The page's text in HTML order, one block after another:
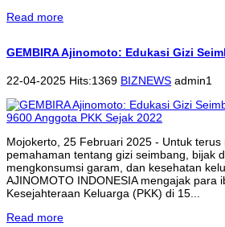
Read more
GEMBIRA Ajinomoto: Edukasi Gizi
22-04-2025 Hits:1369 BIZNEWS admin1
Mojokerto, 25 Februari 2025 - Untuk terus
pemahaman tentang gizi seimbang, bijak
mengkonsumsi garam, dan kesehatan
AJINOMOTO INDONESIA mengajak para
Kesejahteraan Keluarga (PKK) di 15...
Read more